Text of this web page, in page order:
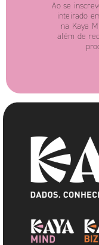
Ao se
inteirado
na Kaya
além de